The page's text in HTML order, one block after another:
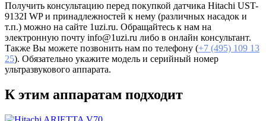
Получить консультацию перед покупкой датчика Hitachi UST-
9132I WP и принадлежностей к нему (различных насадок и
т.п.) можно на сайте 1uzi.ru. Обращайтесь к нам на
электронную почту info@1uzi.ru либо в онлайн консультант.
Также Вы можете позвонить нам по телефону (+7 (495) 109 13
25). Обязательно укажите модель и серийный номер
ультразвукового аппарата.
К этим аппаратам подходит